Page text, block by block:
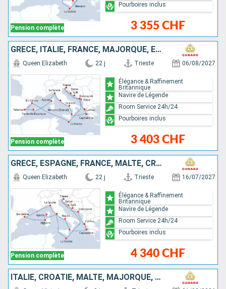
Pension complète 3 355 CHF
Pourboires inclus
GRÈCE, ITALIE, FRANCE, MAJORQUE, ESPAGNE, MALTE, MONTÉNÉGRO, CROATIE
Pension complète
Queen Elizabeth 22 j Trieste 06/08/2027
3 403 CHF
Élégance & Raffinement
Britannique
Navire de Légende
Room Service 24h/24
Pourboires inclus
GRÈCE, ESPAGNE, FRANCE, MALTE, CROATIE, ITALIE
Pension complète
Queen Elizabeth 22 j Trieste 16/07/2027
4 340 CHF
Élégance & Raffinement
Britannique
Navire de Légende
Room Service 24h/24
Pourboires inclus
ITALIE, CROATIE, MALTE, MAJORQUE, ESPAGNE